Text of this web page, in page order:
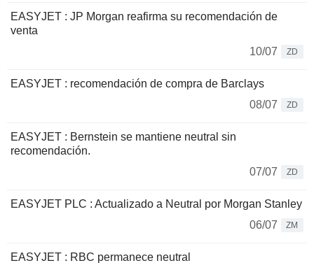
EASYJET : JP Morgan reafirma su recomendación de
venta
10/07
ZD
EASYJET : recomendación de compra de Barclays
08/07
ZD
EASYJET : Bernstein se mantiene neutral sin
recomendación.
07/07
ZD
EASYJET PLC : Actualizado a Neutral por Morgan Stanley
06/07
ZM
EASYJET : RBC permanece neutral